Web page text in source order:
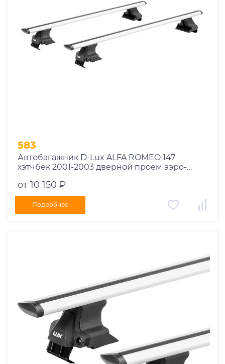
583
Автобагажник D-Lux ALFA ROMEO 147
хэтчбек 2001-2003 дверной проем аэро-
от 10 150 ₽
Подробнее